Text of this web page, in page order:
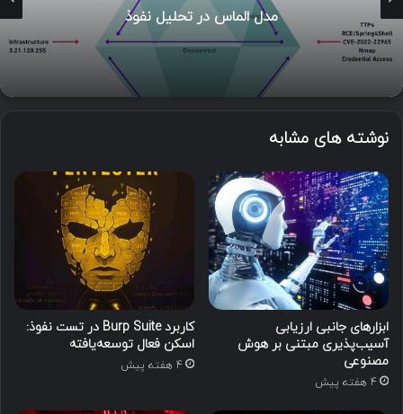
مدل الماس در تحلیل نفوذ
نوشته های مشابه
ابزارهای جانبی ارزیابی
آسیب‌پذیری مبتنی بر هوش
مصنوعی
4 هفته پیش
کاربرد Burp Suite در تست نفوذ:
اسکن فعال توسعه‌یافته
4 هفته پیش